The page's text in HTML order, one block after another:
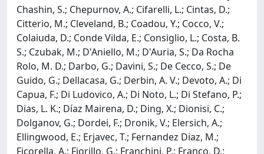
Chashin, S.; Chepurnov, A.; Cifarelli, L.; Cintas, D.;
Citterio, M.; Cleveland, B.; Coadou, Y.; Cocco, V.;
Colaiuda, D.; Conde Vilda, E.; Consiglio, L.; Costa, B.
S.; Czubak, M.; D'Aniello, M.; D'Auria, S.; Da Rocha
Rolo, M. D.; Darbo, G.; Davini, S.; De Cecco, S.; De
Guido, G.; Dellacasa, G.; Derbin, A. V.; Devoto, A.; Di
Capua, F.; Di Ludovico, A.; Di Noto, L.; Di Stefano, P.;
Dias, L. K.; Díaz Mairena, D.; Ding, X.; Dionisi, C.;
Dolganov, G.; Dordei, F.; Dronik, V.; Elersich, A.;
Ellingwood, E.; Erjavec, T.; Fernandez Diaz, M.;
Ficorella, A.; Fiorillo, G.; Franchini, P.; Franco, D.;